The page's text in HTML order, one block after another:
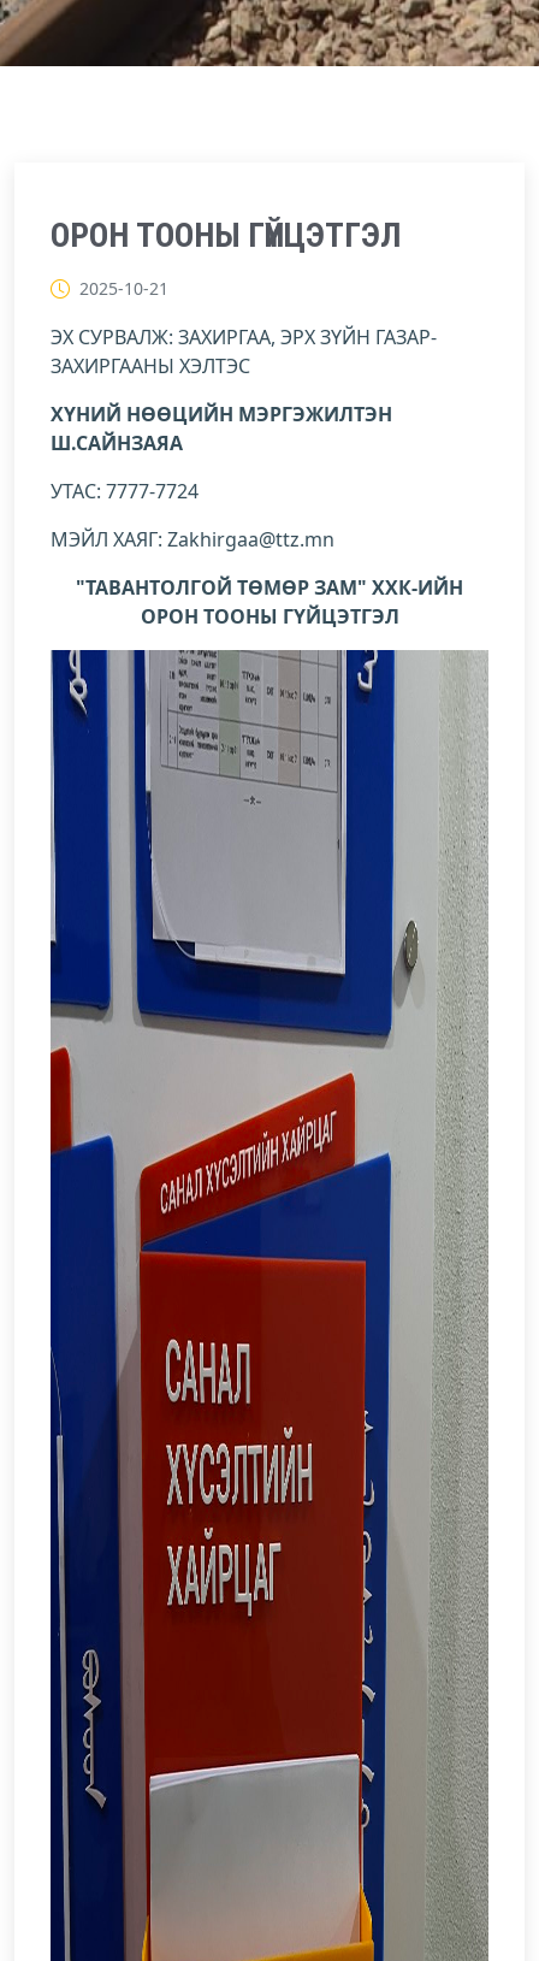
ОРОН ТООНЫ ГҮЙЦЭТГЭЛ
2025-10-21
ЭХ СУРВАЛЖ: ЗАХИРГАА, ЭРХ ЗҮЙН ГАЗАР-
ЗАХИРГААНЫ ХЭЛТЭС
ХҮНИЙ НӨӨЦИЙН МЭРГЭЖИЛТЭН
Ш.САЙНЗАЯА
УТАС: 7777-7724
МЭЙЛ ХАЯГ: Zakhirgaa@ttz.mn
"ТАВАНТОЛГОЙ ТӨМӨР ЗАМ" ХХК-ИЙН
ОРОН ТООНЫ ГҮЙЦЭТГЭЛ